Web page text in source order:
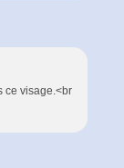
ce visage.<br